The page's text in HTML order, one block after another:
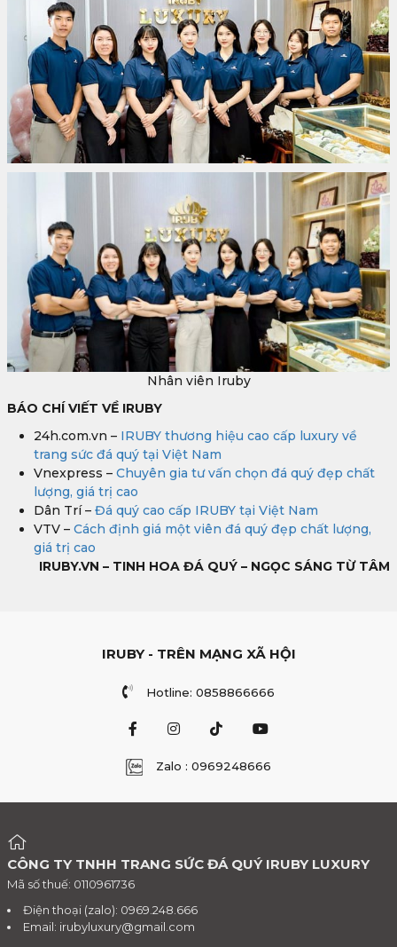
Nhân viên Iruby
BÁO CHÍ VIẾT VỀ IRUBY
24h.com.vn – IRUBY thương hiệu cao cấp luxury về
trang sức đá quý tại Việt Nam
Vnexpress – Chuyên gia tư vấn chọn đá quý đẹp chất
lượng, giá trị cao
Dân Trí – Đá quý cao cấp IRUBY tại Việt Nam
VTV – Cách định giá một viên đá quý đẹp chất lượng,
giá trị cao
IRUBY.VN – TINH HOA ĐÁ QUÝ – NGỌC SÁNG TỪ TÂM
IRUBY - TRÊN MẠNG XÃ HỘI
Hotline: 0858866666
Zalo : 0969248666
CÔNG TY TNHH TRANG SỨC ĐÁ QUÝ IRUBY LUXURY
Mã số thuế: 0110961736
Điện thoại (zalo): 0969.248.666
Email: irubyluxury@gmail.com